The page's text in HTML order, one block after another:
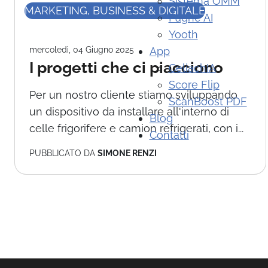
Paghe AI
Yooth
App
CeliachIA
Score Flip
ScanBoost PDF
Blog
Contatti
MARKETING, BUSINESS & DIGITALE
mercoledì, 04 Giugno 2025
I progetti che ci piacciono
Per un nostro cliente stiamo sviluppando
un dispositivo da installare all'interno di
celle frigorifere e camion refrigerati, con i...
PUBBLICATO DA SIMONE RENZI